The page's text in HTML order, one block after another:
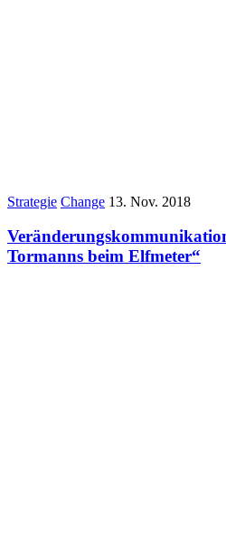
Strategie Change 13. Nov. 2018
Tormanns beim Elfmeter“